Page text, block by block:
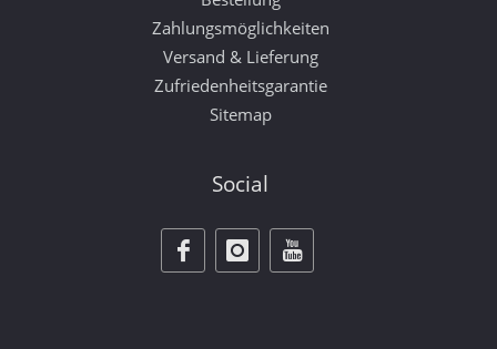
Zahlungsmöglichkeiten
Versand & Lieferung
Zufriedenheitsgarantie
Sitemap
Social